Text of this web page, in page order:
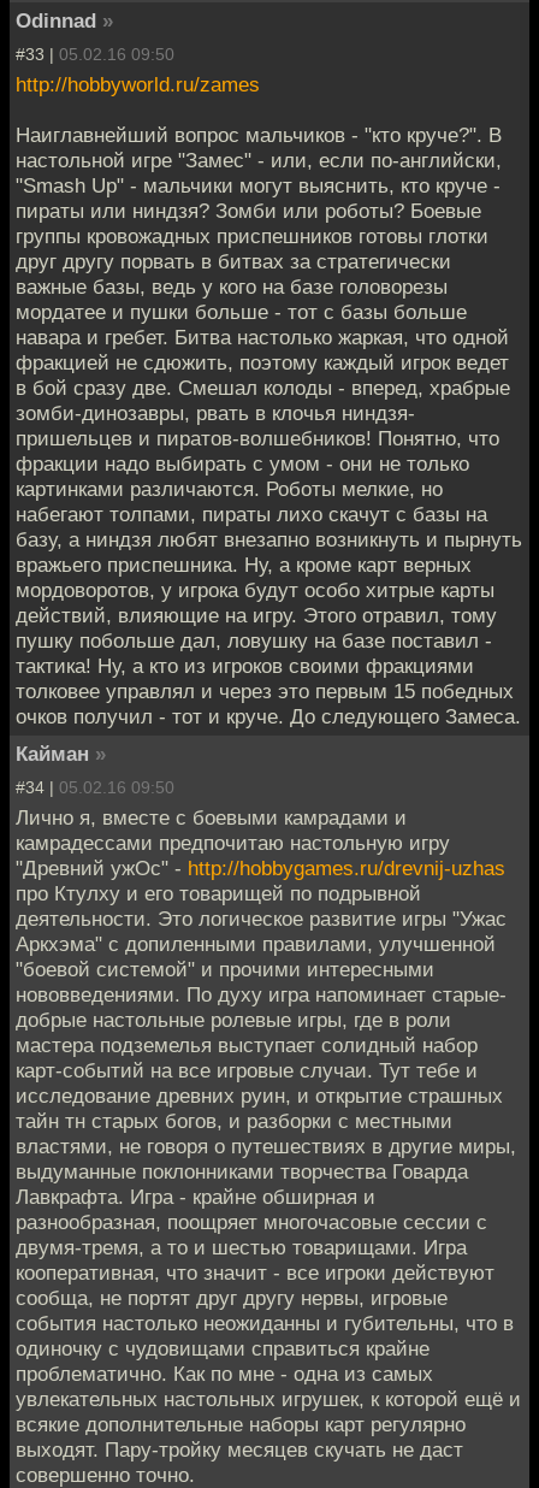
Odinnad »
#33 | 05.02.16 09:50
http://hobbyworld.ru/zames
Наиглавнейший вопрос мальчиков - "кто круче?". В
настольной игре "Замес" - или, если по-английски,
"Smash Up" - мальчики могут выяснить, кто круче -
пираты или ниндзя? Зомби или роботы? Боевые
группы кровожадных приспешников готовы глотки
друг другу порвать в битвах за стратегически
важные базы, ведь у кого на базе головорезы
мордатее и пушки больше - тот с базы больше
навара и гребет. Битва настолько жаркая, что одной
фракцией не сдюжить, поэтому каждый игрок ведет
в бой сразу две. Смешал колоды - вперед, храбрые
зомби-динозавры, рвать в клочья ниндзя-
пришельцев и пиратов-волшебников! Понятно, что
фракции надо выбирать с умом - они не только
картинками различаются. Роботы мелкие, но
набегают толпами, пираты лихо скачут с базы на
базу, а ниндзя любят внезапно возникнуть и пырнуть
вражьего приспешника. Ну, а кроме карт верных
мордоворотов, у игрока будут особо хитрые карты
действий, влияющие на игру. Этого отравил, тому
пушку побольше дал, ловушку на базе поставил -
тактика! Ну, а кто из игроков своими фракциями
толковее управлял и через это первым 15 победных
очков получил - тот и круче. До следующего Замеса.
Кайман »
#34 | 05.02.16 09:50
Лично я, вместе с боевыми камрадами и
камрадессами предпочитаю настольную игру
"Древний ужОс" - http://hobbygames.ru/drevnij-uzhas
про Ктулху и его товарищей по подрывной
деятельности. Это логическое развитие игры "Ужас
Аркхэма" с допиленными правилами, улучшенной
"боевой системой" и прочими интересными
нововведениями. По духу игра напоминает старые-
добрые настольные ролевые игры, где в роли
мастера подземелья выступает солидный набор
карт-событий на все игровые случаи. Тут тебе и
исследование древних руин, и открытие страшных
тайн тн старых богов, и разборки с местными
властями, не говоря о путешествиях в другие миры,
выдуманные поклонниками творчества Говарда
Лавкрафта. Игра - крайне обширная и
разнообразная, поощряет многочасовые сессии с
двумя-тремя, а то и шестью товарищами. Игра
кооперативная, что значит - все игроки действуют
сообща, не портят друг другу нервы, игровые
события настолько неожиданны и губительны, что в
одиночку с чудовищами справиться крайне
проблематично. Как по мне - одна из самых
увлекательных настольных игрушек, к которой ещё и
всякие дополнительные наборы карт регулярно
выходят. Пару-тройку месяцев скучать не даст
совершенно точно.